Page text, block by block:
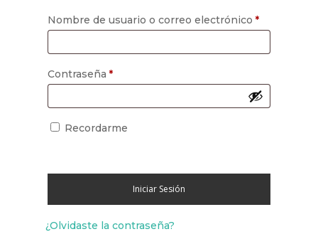
Nombre de usuario o correo electrónico *
Contraseña *
Recordarme
Iniciar Sesión
¿Olvidaste la contraseña?